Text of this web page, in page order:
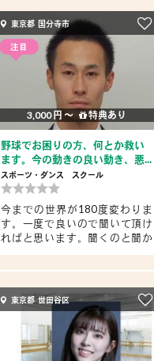
注目
東京都 国分寺市
3,000 円 〜 特典あり
野球でお困りの方、何とか救い
ます。今の動きの良い動き、悪...
スポーツ・ダンス スクール
今までの世界が180度変わりま
す。一度で良いので聞いて頂け
ればと思います。聞くのと聞か
東京都 世田谷区